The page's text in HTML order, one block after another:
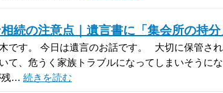
続の注意点｜遺言書に「集会所の持
です。 今日は遺言のお話です。 大切に保管さ
て、危うく家族トラブルになってしまいそうに
残… 続きを読む